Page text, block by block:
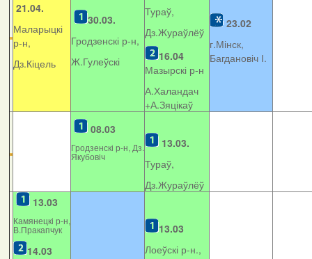
21.04.
Маларыцкі
р-н,
Дз.Кіцель
30.03.
Гродзенскі р-н,
Ж.Гулеўскі
Тураў,
Дз.Жураўлёў
16.04
Мазырскі р-н
А.Халандач
+А.Зяцікаў
23.02
г.Мінск,
Багдановіч І.
08.03
Гродзенскі р-н, Дз.
Якубовіч
13.03.
Тураў,
Дз.Жураўлёў
13.03
Камянецкі р-н,
В.Пракапчук
14.03
13.03
Лоеўскі р-н.,